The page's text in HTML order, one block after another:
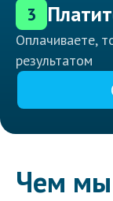
3
Оплачиваете,
результатом
Чем